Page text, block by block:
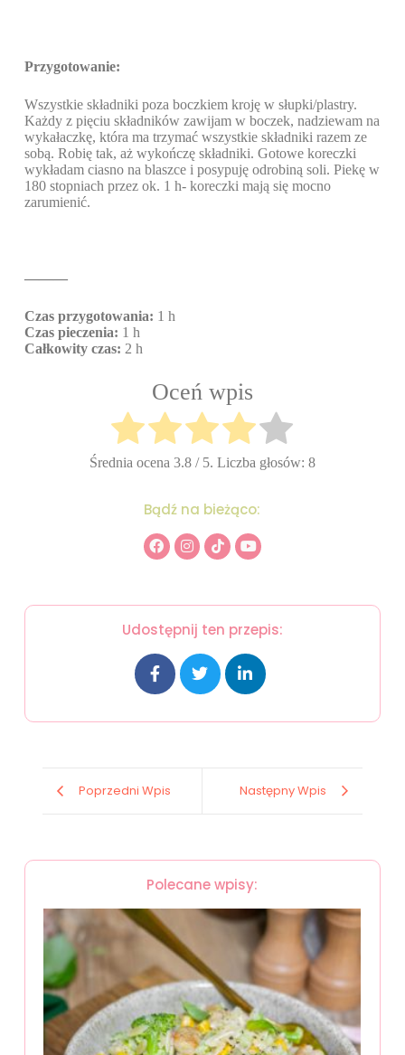
Przygotowanie:
Wszystkie składniki poza boczkiem kroję w słupki/plastry.
Każdy z pięciu składników zawijam w boczek, nadziewam na
wykałaczkę, która ma trzymać wszystkie składniki razem ze
sobą. Robię tak, aż wykończę składniki. Gotowe koreczki
wykładam ciasno na blaszce i posypuję odrobiną soli. Piekę w
180 stopniach przez ok. 1 h- koreczki mają się mocno
zarumienić.
———
Czas przygotowania: 1 h
Czas pieczenia: 1 h
Całkowity czas: 2 h
Oceń wpis
Średnia ocena 3.8/ 5. Liczba głosów: 8
Bądź na bieżąco:
Udostępnij ten przepis:
Poprzedni Wpis Następny Wpis
Polecane wpisy: